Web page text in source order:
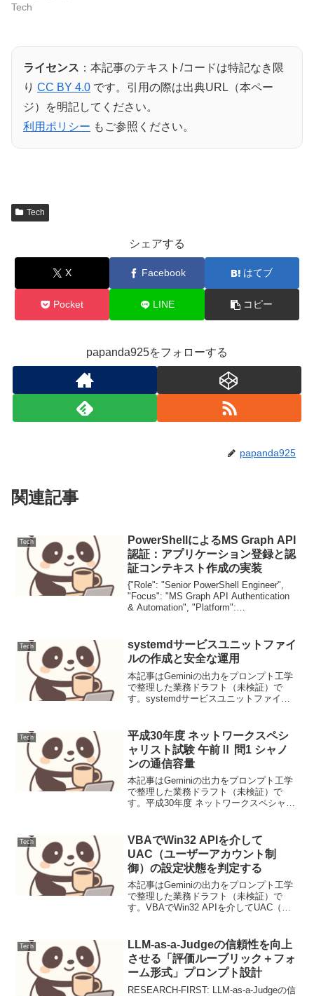
Tech
ライセンス ：本記事のテキスト/コードは特記なき限
り CC BY 4.0 です。引用の際は出典URL（本ペー
ジ）を明記してください。
利用ポリシー もご参照ください。
Tech
シェアする
X Facebook はてブ
Pocket LINE コピー
papanda925をフォローする
papanda925
関連記事
Tech
PowerShellによるMS Graph API
認証：アプリケーション登録と認
証コンテキスト作成の実装
{"Role": "Senior PowerShell Engineer",
"Focus": "MS Graph API Authentication
& Automation", "Platform":
Tech
systemdサービスユニットファイ
ルの作成と安全な運用
本記事はGeminiの出力をプロンプト工学
で整理した業務ドラフト（未検証）で
す。systemdサービスユニットファイル
管理するsystemdサービスユニットおよ
び...
Tech
平成30年度 ネットワークスペシ
ャリスト試験 午前Ⅱ 問1 シャノ
ンの通信容量
本記事はGeminiの出力をプロンプト工学
で整理した業務ドラフト（未検証）で
す。平成30年度 ネットワークスペシャリ
を求める「シャノンの定理」を用い、対
数計算を...
Tech
VBAでWin32 APIを介して
UAC（ユーザーアカウント制
御）の設定状態を判定する
本記事はGeminiの出力をプロンプト工学
で整理した業務ドラフト（未検証）で
す。VBAでWin32 APIを介してUAC（ユ
ァイル操作や外部連携のエラーを防ぐた
め、実行...
Tech
LLM-as-a-Judgeの信頼性を向上
させる「評価ルーブリック＋フォ
ーム形式」プロンプト設計
RESEARCH-FIRST: LLM-as-a-Judgeの信